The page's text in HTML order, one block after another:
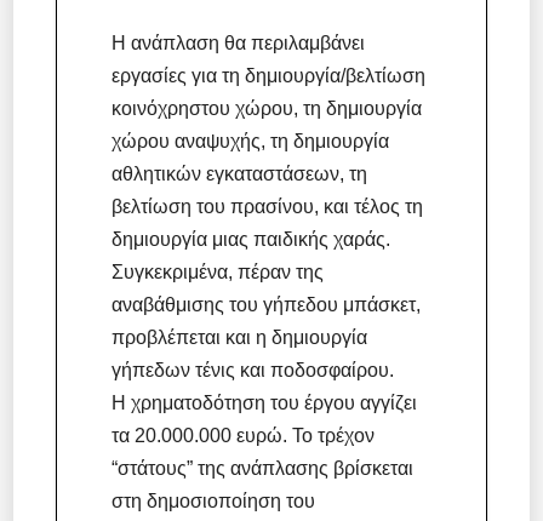
Η ανάπλαση θα περιλαμβάνει
εργασίες για τη δημιουργία/βελτίωση
κοινόχρηστου χώρου, τη δημιουργία
χώρου αναψυχής, τη δημιουργία
αθλητικών εγκαταστάσεων, τη
βελτίωση του πρασίνου, και τέλος τη
δημιουργία μιας παιδικής χαράς.
Συγκεκριμένα, πέραν της
αναβάθμισης του γήπεδου μπάσκετ,
προβλέπεται και η δημιουργία
γήπεδων τένις και ποδοσφαίρου.
Η χρηματοδότηση του έργου αγγίζει
τα 20.000.000 ευρώ. Το τρέχον
“στάτους” της ανάπλασης βρίσκεται
στη δημοσιοποίηση του